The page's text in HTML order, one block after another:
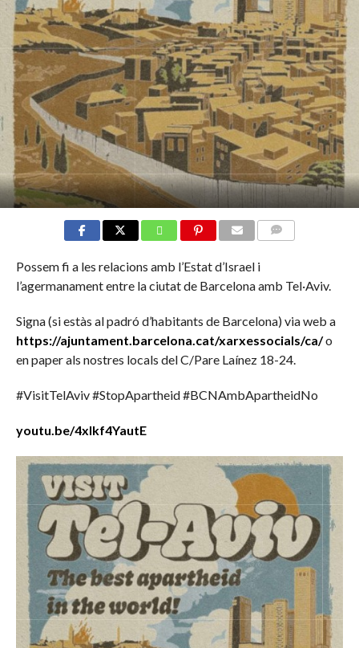
Possem fi a les relacions amb l’Estat d’Israel i
l’agermanament entre la ciutat de Barcelona amb Tel·Aviv.
Signa (si estàs al padró d’habitants de Barcelona) via web a
https://ajuntament.barcelona.cat/xarxessocials/ca/o
en paper als nostres locals del C/Pare Laínez 18-24.
#VisitTelAviv #StopApartheid #BCNAmbApartheidNo
youtu.be/4xlkf4YautE